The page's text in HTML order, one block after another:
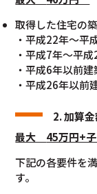
取得した住宅の
・平成22年～平
・平成7年～平
・平成6年以前
・平成26年以前
2. 加算
最大 45万円+
下記の各要件を
す。